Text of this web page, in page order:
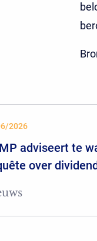
2026
adviseert te
over